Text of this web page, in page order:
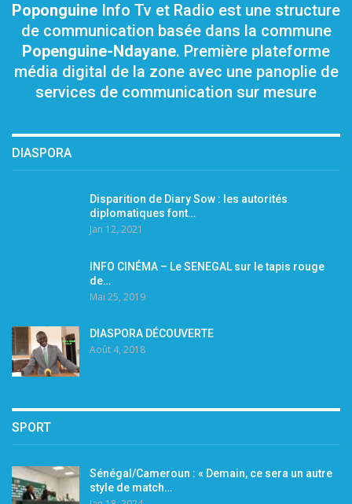
Poponguine Info Tv et Radio est une structure
de communication basée dans la commune
Popenguine-Ndayane. Première plateforme
média digital de la zone avec une panoplie de
services de communication sur mesure
DIASPORA
Disparition de Diary Sow : les autorités
diplomatiques font…
Jan 12, 2021
INFO CINÉMA – Le SENEGAL sur le tapis rouge
de…
Mai 25, 2019
DIASPORA DÉCOUVERTE
Août 4, 2018
SPORT
Sénégal/Cameroun : « Demain, ce sera un autre
style de match…